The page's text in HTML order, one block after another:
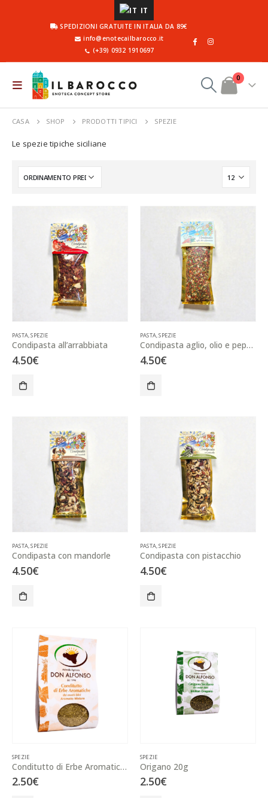
IT
SPEDIZIONI GRATUITE IN ITALIA DA 89€
info@enotecailbarocco.it
(+39) 0932 1910697
0
CASA SHOP PRODOTTI TIPICI SPEZIE
Le spezie tipiche siciliane
PASTA,SPEZIE
Condipasta all’arrabbiata
4.50€
PASTA,SPEZIE
Condipasta aglio, olio e peperoncino
4.50€
PASTA,SPEZIE
Condipasta con mandorle
4.50€
PASTA,SPEZIE
Condipasta con pistacchio
4.50€
SPEZIE
Conditutto di Erbe Aromatiche 20g
2.50€
SPEZIE
Origano 20g
2.50€